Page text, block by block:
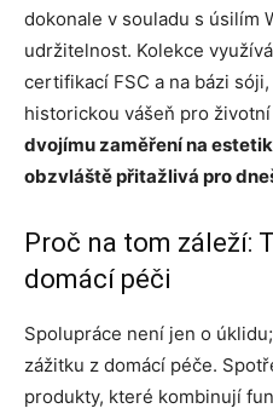
dokonale v souladu s úsilím
udržitelnost. Kolekce
certifikací FSC a na bázi
historickou vášeň pro
dvojímu zaměření na
obzvláště přitažlivá pro
Proč na tom záleží:
domácí péči
Spolupráce není jen o
zážitku z domácí péče.
produkty, které kombinují